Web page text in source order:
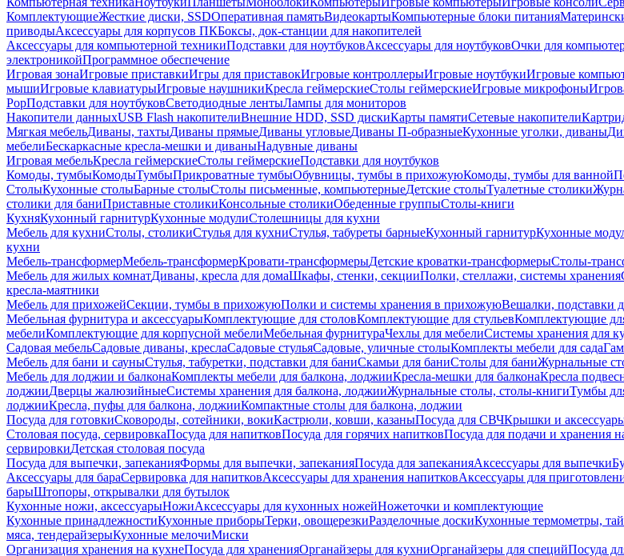
КомплектующиеЖесткие диски, SSDОперативная памятьВидеокартыКомпьютерные блоки питания
приводыАксессуары для корпусов ПКБоксы, док-станции для накопителей
Аксессуары для компьютерной техникиПодставки для ноутбуковАксессуары для ноутбуковОчки для
электроникойПрограммное обеспечение
Игровая зонаИгровые приставкиИгры для приставокИгровые контроллерыИгровые ноутбукиИгровые
мышиИгровые клавиатурыИгровые наушникиКресла геймерскиеСтолы геймерскиеИгровые микрофоны
PopПодставки для ноутбуковСветодиодные лентыЛампы для мониторов
Накопители данныхUSB Flash накопителиВнешние HDD, SSD дискиКарты памятиСетевые накопители
Мягкая мебельДиваны, тахтыДиваны прямыеДиваны угловыеДиваны П-образныеКухонные уголки, диваны
мебелиБескаркасные кресла-мешки и диваныНадувные диваны
Игровая мебельКресла геймерскиеСтолы геймерскиеПодставки для ноутбуков
Комоды, тумбыКомодыТумбыПрикроватные тумбыОбувницы, тумбы в прихожуюКомоды, тумбы для ванной
СтолыКухонные столыБарные столыСтолы письменные, компьютерныеДетские столыТуалетные столики
столики для баниПриставные столикиКонсольные столикиОбеденные группыСтолы-книги
КухняКухонный гарнитурКухонные модулиСтолешницы для кухни
Мебель для кухниСтолы, столикиСтулья для кухниСтулья, табуреты барныеКухонный гарнитурКухонные
кухни
Мебель-трансформерМебель-трансформерКровати-трансформерыДетские кроватки-трансформерыСтолы-
Мебель для жилых комнатДиваны, кресла для домаШкафы, стенки, секцииПолки, стеллажи, системы хранения
кресла-маятники
Мебель для прихожейСекции, тумбы в прихожуюПолки и системы хранения в прихожуюВешалки, подставки
Мебельная фурнитура и аксессуарыКомплектующие для столовКомплектующие для стульевКомплектующие
мебелиКомплектующие для корпусной мебелиМебельная фурнитураЧехлы для мебелиСистемы хранения для
Садовая мебельСадовые диваны, креслаСадовые стульяСадовые, уличные столыКомплекты мебели для сада
Мебель для бани и сауныСтулья, табуретки, подставки для баниСкамьи для баниСтолы для баниЖурнальные
Мебель для лоджии и балконаКомплекты мебели для балкона, лоджииКресла-мешки для балконаКресла
лоджииДверцы жалюзийныеСистемы хранения для балкона, лоджииЖурнальные столы, столы-книгиТумбы
лоджииКресла, пуфы для балкона, лоджииКомпактные столы для балкона, лоджии
Посуда для готовкиСковороды, сотейники, вокиКастрюли, ковши, казаныПосуда для СВЧКрышки и
Столовая посуда, сервировкаПосуда для напитковПосуда для горячих напитковПосуда для подачи и хранения
сервировкиДетская столовая посуда
Посуда для выпечки, запеканияФормы для выпечки, запеканияПосуда для запеканияАксессуары для выпечки
Аксессуары для бараСервировка для напитковАксессуары для хранения напитковАксессуары для
барыШтопоры, открывалки для бутылок
Кухонные ножи, аксессуарыНожиАксессуары для кухонных ножейНожеточки и комплектующие
Кухонные принадлежностиКухонные приборыТерки, овощерезкиРазделочные доскиКухонные термометры,
мяса, тендерайзерыКухонные мелочиМиски
Организация хранения на кухнеПосуда для храненияОрганайзеры для кухниОрганайзеры для специйПосуда